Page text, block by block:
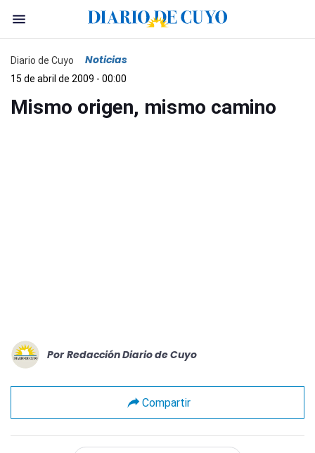
Diario de Cuyo Noticias
15 de abril de 2009 - 00:00
Mismo origen, mismo camino
Por Redacción Diario de Cuyo
Compartir